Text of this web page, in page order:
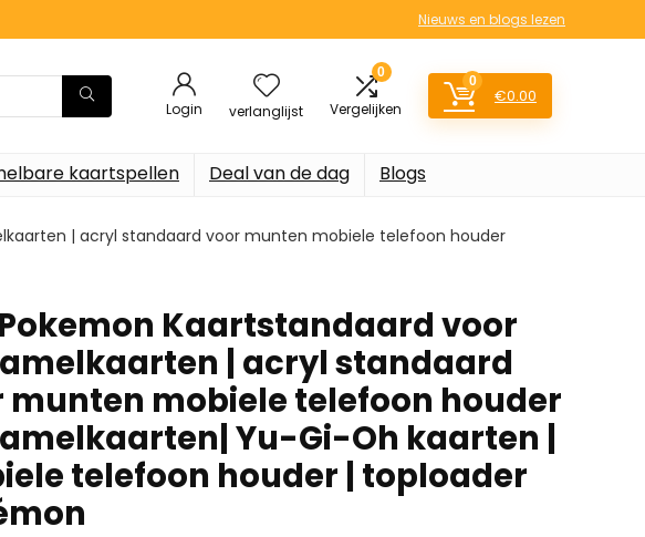
Nieuws en blogs lezen
Login verlanglijst
0
Vergelijken
0
€0.00
kaartspellen Deal van de dag Blogs
| acryl standaard voor munten mobiele telefoon houder
Pokemon Kaartstandaard voor
| acryl standaard
munten mobiele telefoon houder
Yu-Gi-Oh kaarten |
telefoon houder | toploader